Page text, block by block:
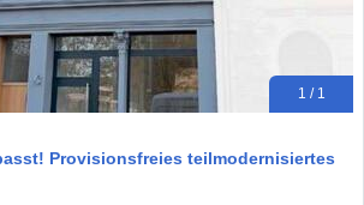
1 / 1
Provisionsfreies teilmodernisiertes